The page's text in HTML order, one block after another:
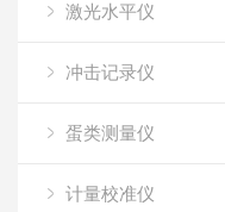
激光水平仪
冲击记录仪
蛋类测量仪
计量校准仪